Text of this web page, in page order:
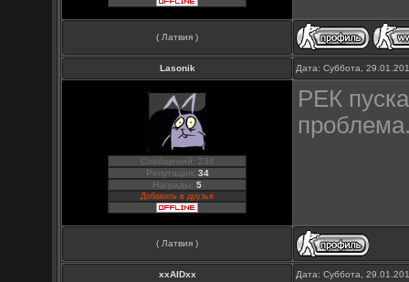
( Латвия )
Lasonik Дата: Суббота,
Сообщений: 236
Репутация: 34
Награды:5
Добавить в друзья
РЕК
( Латвия )
xxAIDxx Дата: Суббота,